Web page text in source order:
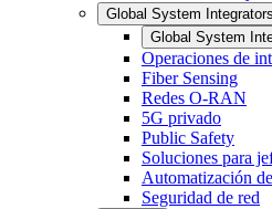
Global System Integrators
Global System
Operaciones de
Fiber Sensing
Redes O-RAN
5G privado
Public Safety
Soluciones para
Automatización
Seguridad de red